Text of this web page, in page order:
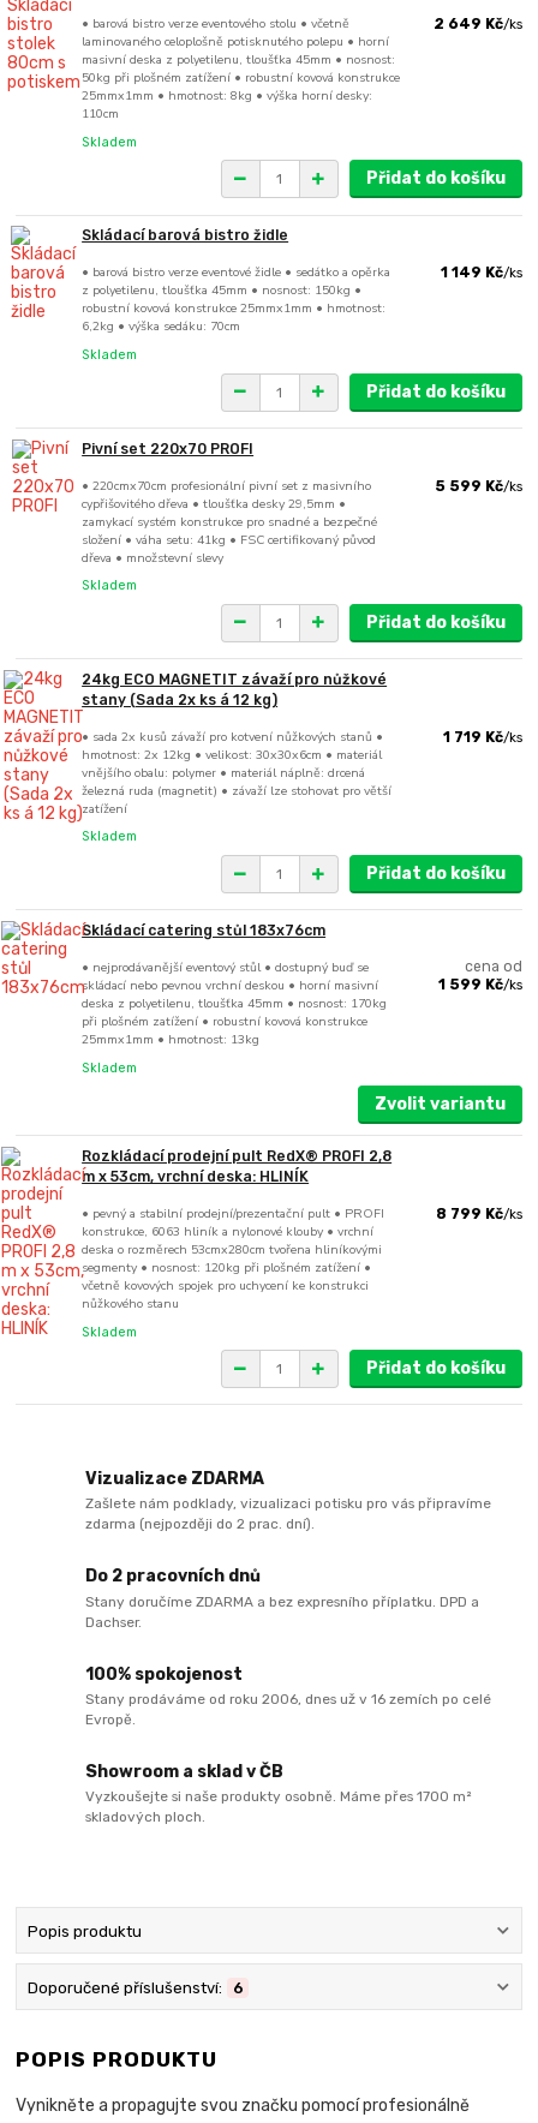
• barová bistro verze eventového stolu • včetně
laminovaného celoplošně potisknutého polepu • horní
masivní deska z polyetilenu, tloušťka 45mm • nosnost:
50kg při plošném zatížení • robustní kovová konstrukce
25mmx1mm • hmotnost: 8kg • výška horní desky:
110cm
2 649 Kč/ks
Skladem
Přidat do košíku
Skládací barová bistro židle
• barová bistro verze eventové židle • sedátko a opěrka
z polyetilenu, tloušťka 45mm • nosnost: 150kg •
robustní kovová konstrukce 25mmx1mm • hmotnost:
6,2kg • výška sedáku: 70cm
1 149 Kč/ks
Skladem
Přidat do košíku
Pivní set 220x70 PROFI
• 220cmx70cm profesionální pivní set z masivního
cypřišovitého dřeva • tloušťka desky 29,5mm •
zamykací systém konstrukce pro snadné a bezpečné
složení • váha setu: 41kg • FSC certifikovaný původ
dřeva • množstevní slevy
5 599 Kč/ks
Skladem
Přidat do košíku
24kg ECO MAGNETIT závaží pro nůžkové
stany (Sada 2x ks á 12 kg)
• sada 2x kusů závaží pro kotvení nůžkových stanů •
hmotnost: 2x 12kg • velikost: 30x30x6cm • materiál
vnějšího obalu: polymer • materiál náplně: drcená
železná ruda (magnetit) • závaží lze stohovat pro větší
zatížení
1 719 Kč/ks
Skladem
Přidat do košíku
Skládací catering stůl 183x76cm
• nejprodávanější eventový stůl • dostupný buď se
skládací nebo pevnou vrchní deskou • horní masivní
deska z polyetilenu, tloušťka 45mm • nosnost: 170kg
při plošném zatížení • robustní kovová konstrukce
25mmx1mm • hmotnost: 13kg
cena od
1 599 Kč/ks
Skladem
Zvolit variantu
Rozkládací prodejní pult RedX® PROFI 2,8
m x 53cm, vrchní deska: HLINÍK
• pevný a stabilní prodejní/prezentační pult • PROFI
konstrukce, 6063 hliník a nylonové klouby • vrchní
deska o rozměrech 53cmx280cm tvořena hliníkovými
segmenty • nosnost: 120kg při plošném zatížení •
včetně kovových spojek pro uchycení ke konstrukci
nůžkového stanu
8 799 Kč/ks
Skladem
Přidat do košíku
Vizualizace ZDARMA
Zašlete nám podklady, vizualizaci potisku pro vás připravíme
zdarma (nejpozději do 2 prac. dní).
Do 2 pracovních dnů
Stany doručíme ZDARMA a bez expresního příplatku. DPD a
Dachser.
100% spokojenost
Stany prodáváme od roku 2006, dnes už v 16 zemích po celé
Evropě.
Showroom a sklad v ČB
Vyzkoušejte si naše produkty osobně. Máme přes 1700 m²
skladových ploch.
Popis produktu
Doporučené příslušenství: 6
POPIS PRODUKTU
Vynikněte a propagujte svou značku pomocí profesionálně